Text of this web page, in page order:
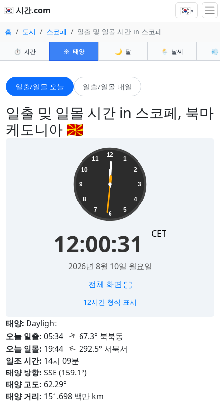
🇰🇷 시간.com 🇰🇷▾
홈 도시 스코페 일출 및 일몰 시간 in 스코페
⏱️ 시간 ☀️ 태양 🌙 달 🌦️ 날씨 💨
일출/일몰 오늘 일출/일몰 내일
일출 및 일몰 시간 in 스코페, 북마
케도니아 🇲🇰
12
1
2
3
4
5
6
7
8
9
10
11
12:00:33 CET
2026년 8월 10일 월요일
전체 화면 ⛶
12시간 형식 표시
태양: Daylight
오늘 일출: 05:34 ↑ 67.3° 북북동
오늘 일몰: 19:44 ↑ 292.5° 서북서
일조 시간: 14시 09분
태양 방향: SSE (159.1°)
태양 고도: 62.29°
태양 거리: 151.698 백만 km